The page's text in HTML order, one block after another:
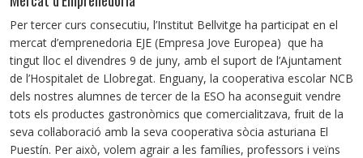
Per tercer curs consecutiu, l’Institut Bellvitge ha participat en el
mercat d’emprenedoria EJE (Empresa Jove Europea) que ha
tingut lloc el divendres 9 de juny, amb el suport de l’Ajuntament
de l’Hospitalet de Llobregat. Enguany, la cooperativa escolar NCB
dels nostres alumnes de tercer de la ESO ha aconseguit vendre
tots els productes gastronòmics que comercialitzava, fruit de la
seva col·laboració amb la seva cooperativa sòcia asturiana El
Puestín. Per això, volem agrair a les famílies, professors i veïns